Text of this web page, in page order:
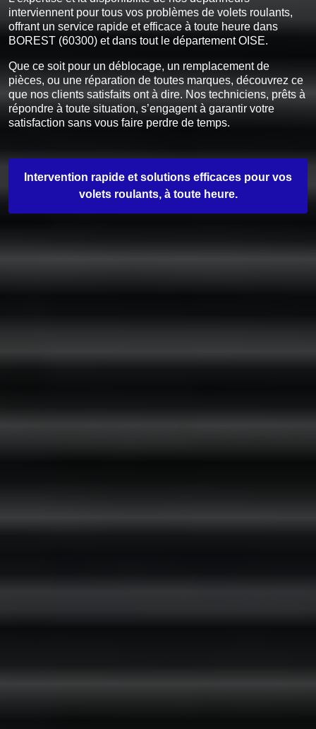
interviennent pour tous vos problèmes de volets roulants,
offrant un service rapide et efficace à toute heure dans
BOREST (60300) et dans tout le département OISE.
Que ce soit pour un déblocage, un remplacement de
pièces, ou une réparation de toutes marques, découvrez ce
que nos clients satisfaits ont à dire. Nos techniciens, prêts à
répondre à toute situation, s’engagent à garantir votre
satisfaction sans vous faire perdre de temps.
Intervention rapide et solutions efficaces pour vos
volets roulants, à toute heure.